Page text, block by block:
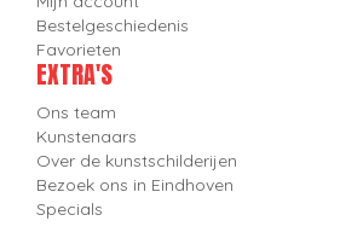
Bestelgeschiedenis
Favorieten
EXTRA'S
Ons team
Kunstenaars
Over de kunstschilderijen
Bezoek ons in Eindhoven
Specials